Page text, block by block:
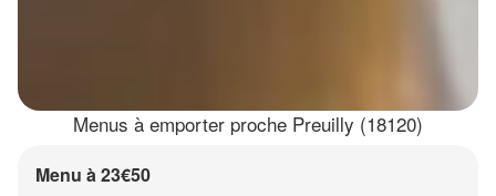
Menus à emporter proche Preuilly (18120)
Menu à 23€50